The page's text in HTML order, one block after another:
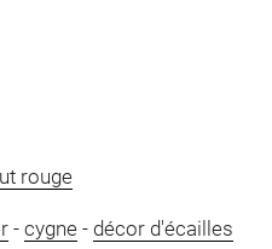
rouge
- cygne- décor d'écailles